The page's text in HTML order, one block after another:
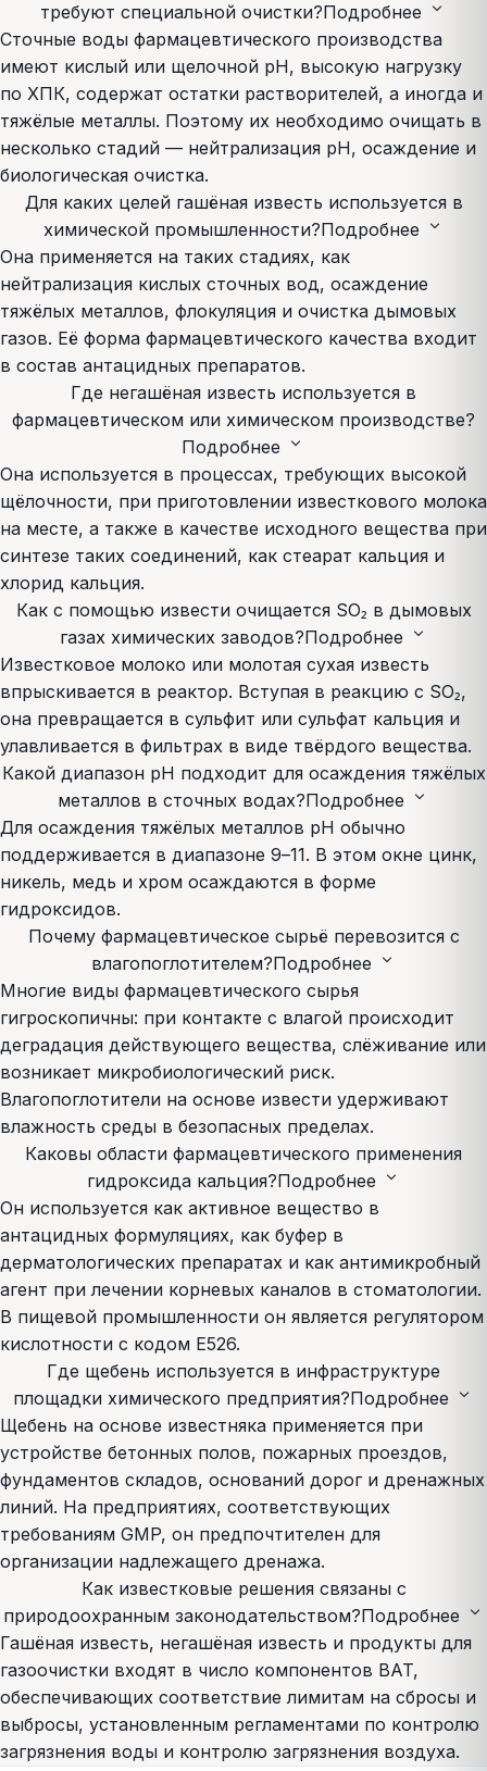
требуют специальной очистки?Подробнее expand_more
Сточные воды фармацевтического производства
имеют кислый или щелочной pH, высокую нагрузку
по ХПК, содержат остатки растворителей, а иногда и
тяжёлые металлы. Поэтому их необходимо очищать в
несколько стадий — нейтрализация pH, осаждение и
биологическая очистка.
Для каких целей гашёная известь используется в
химической промышленности?Подробнее expand_more
Она применяется на таких стадиях, как
нейтрализация кислых сточных вод, осаждение
тяжёлых металлов, флокуляция и очистка дымовых
газов. Её форма фармацевтического качества входит
в состав антацидных препаратов.
Где негашёная известь используется в
фармацевтическом или химическом производстве?
Подробнее expand_more
Она используется в процессах, требующих высокой
щёлочности, при приготовлении известкового молока
на месте, а также в качестве исходного вещества при
синтезе таких соединений, как стеарат кальция и
хлорид кальция.
Как с помощью извести очищается SO₂ в дымовых
газах химических заводов?Подробнее expand_more
Известковое молоко или молотая сухая известь
впрыскивается в реактор. Вступая в реакцию с SO₂,
она превращается в сульфит или сульфат кальция и
улавливается в фильтрах в виде твёрдого вещества.
Какой диапазон pH подходит для осаждения тяжёлых
металлов в сточных водах?Подробнее expand_more
Для осаждения тяжёлых металлов pH обычно
поддерживается в диапазоне 9–11. В этом окне цинк,
никель, медь и хром осаждаются в форме
гидроксидов.
Почему фармацевтическое сырьё перевозится с
влагопоглотителем?Подробнее expand_more
Многие виды фармацевтического сырья
гигроскопичны: при контакте с влагой происходит
деградация действующего вещества, слёживание или
возникает микробиологический риск.
Влагопоглотители на основе извести удерживают
влажность среды в безопасных пределах.
Каковы области фармацевтического применения
гидроксида кальция?Подробнее expand_more
Он используется как активное вещество в
антацидных формуляциях, как буфер в
дерматологических препаратах и как антимикробный
агент при лечении корневых каналов в стоматологии.
В пищевой промышленности он является регулятором
кислотности с кодом E526.
Где щебень используется в инфраструктуре
площадки химического предприятия?Подробнее expand_more
Щебень на основе известняка применяется при
устройстве бетонных полов, пожарных проездов,
фундаментов складов, оснований дорог и дренажных
линий. На предприятиях, соответствующих
требованиям GMP, он предпочтителен для
организации надлежащего дренажа.
Как известковые решения связаны с
природоохранным законодательством?Подробнее expand_more
Гашёная известь, негашёная известь и продукты для
газоочистки входят в число компонентов BAT,
обеспечивающих соответствие лимитам на сбросы и
выбросы, установленным регламентами по контролю
загрязнения воды и контролю загрязнения воздуха.